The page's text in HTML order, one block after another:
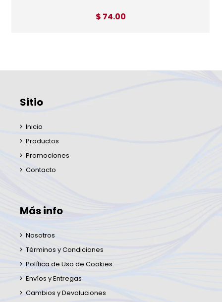
$ 74.00
Sitio
Inicio
Productos
Promociones
Contacto
Más info
Nosotros
Términos y Condiciones
Política de Uso de Cookies
Envíos y Entregas
Cambios y Devoluciones